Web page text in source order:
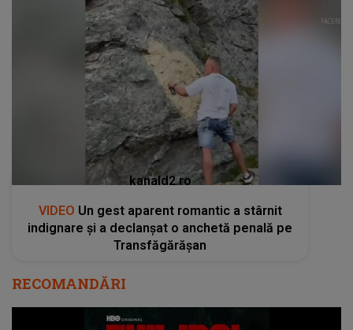
kanald2.ro
VIDEO Un gest aparent romantic a stârnit
indignare și a declanșat o anchetă penală pe
Transfăgărășan
RECOMANDĂRI